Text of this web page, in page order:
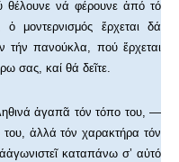
θέλουνε νά φέρουνε ἀπό τό
μοντερνισμός ἔρχεται δά
τήν πανούκλα, πού ἔρχεται
σας, καί θά δεῖτε.
ἀγαπᾶ τόν τόπο του, —
του, ἀλλά τόν χαρακτήρα τόν
καταπάνω σ’ αὐτό